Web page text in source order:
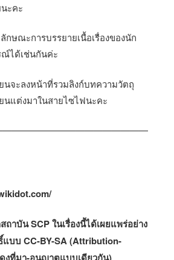
ะคะ
กษณะการบรรยายเนื้อเรื่องของนัก
ณ์ได้เช่นกันค่ะ
นจะลงหน้าที่รวมลิงก์บทความวัตถุ
นแต่งมาในสายไซไฟนะคะ
ถาบัน SCP ในเรื่องนี้ได้เผยแพร่อย่าง
บบ CC-BY-SA (Attribution-